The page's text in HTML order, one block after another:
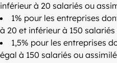
inférieur à 20 salariés ou
1% pour les entreprises
à 20 et inférieur à 150
1,5% pour les entreprises
égal à 150 salariés ou